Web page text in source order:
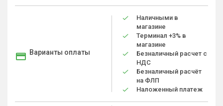
Варианты оплаты
Наличными в
магазине
Терминал +3% в
магазине
Безналичный расчет с
НДС
Безналичный расчёт
на ФЛП
Наложенный платеж